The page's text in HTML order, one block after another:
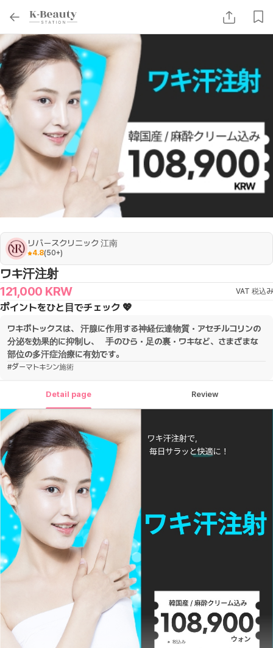
リバースクリニック 江南
4.8(50+)
ワキ汗注射
121,000 KRW VAT 税込み
ポイントをひと目でチェック 💖
ワキボトックスは、 汗腺に作用する神経伝達物質・アセチルコリンの
分泌を効果的に抑制し、 手のひら・足の裏・ワキなど、さまざまな
部位の多汗症治療に有効です。
#ダーマトキシン施術
Detail page Review